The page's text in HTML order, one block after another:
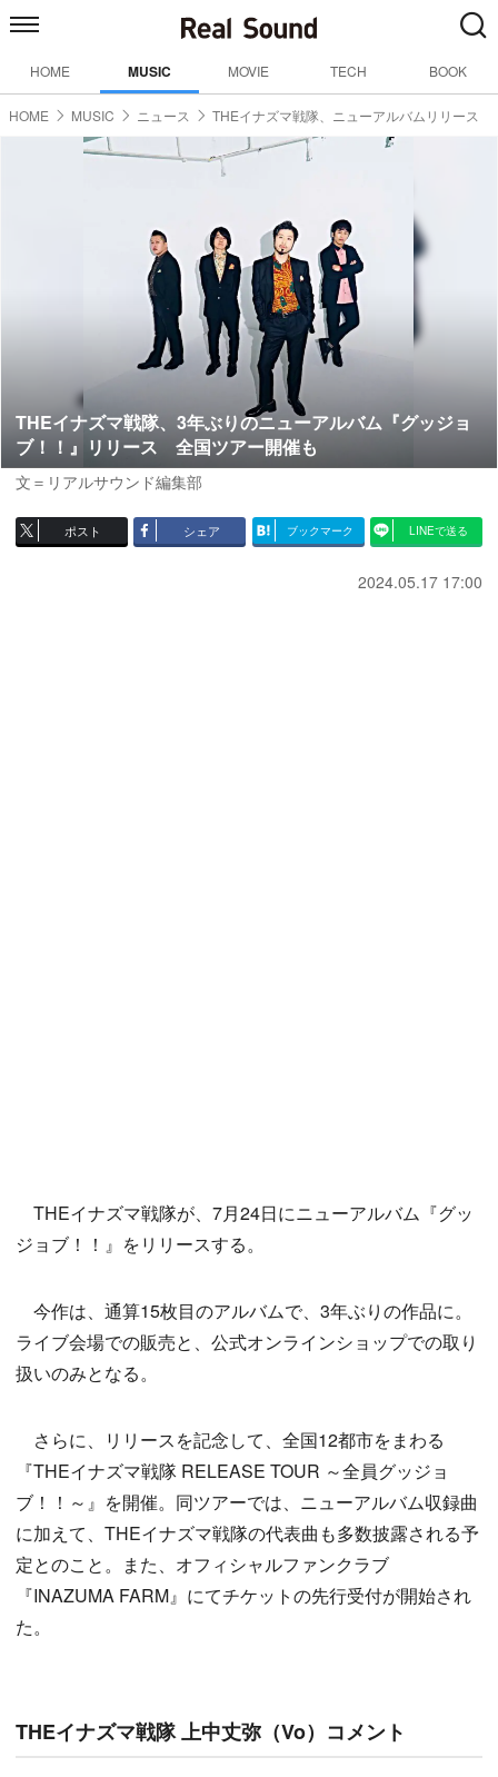
HOME MUSIC MOVIE TECH BOOK
HOME MUSIC ニュース THEイナズマ戦隊、ニューアルバムリリース
THEイナズマ戦隊、3年ぶりのニューアルバム『グッジョ
ブ！！』リリース 全国ツアー開催も
文＝リアルサウンド編集部
ポスト シェア ブックマーク LINEで送る
2024.05.17 17:00
THEイナズマ戦隊が、7月24日にニューアルバム『グッ
ジョブ！！』をリリースする。
今作は、通算15枚目のアルバムで、3年ぶりの作品に。
ライブ会場での販売と、公式オンラインショップでの取り
扱いのみとなる。
さらに、リリースを記念して、全国12都市をまわる
『THEイナズマ戦隊 RELEASE TOUR ～全員グッジョ
ブ！！～』を開催。同ツアーでは、ニューアルバム収録曲
に加えて、THEイナズマ戦隊の代表曲も多数披露される予
定とのこと。また、オフィシャルファンクラブ
『INAZUMA FARM』にてチケットの先行受付が開始され
た。
THEイナズマ戦隊 上中丈弥（Vo）コメント